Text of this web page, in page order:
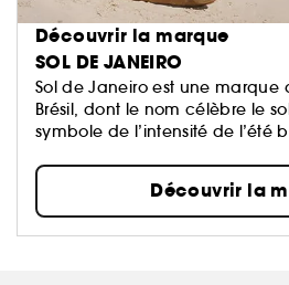
Découvrir la marque
SOL DE JANEIRO
Sol de Janeiro est une marque
Brésil, dont le nom célèbre le
symbole de l’intensité de l’été
Découvrir la